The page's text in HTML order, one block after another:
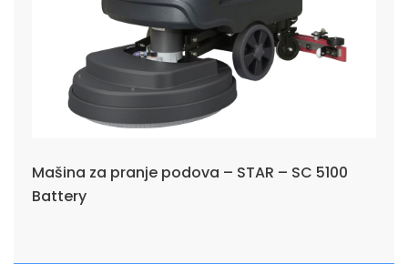
Mašina za pranje podova – STAR – SC 5100
Battery